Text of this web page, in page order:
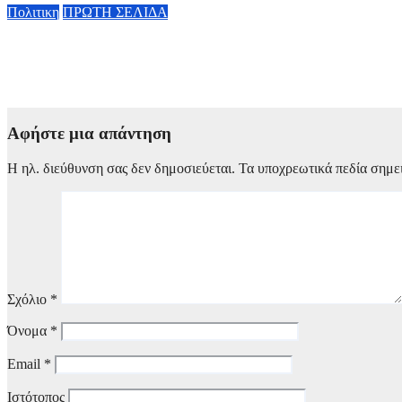
Πολιτικη ΠΡΩΤΗ ΣΕΛΙΔΑ
Αφήστε μια απάντηση
Η ηλ. διεύθυνση σας δεν δημοσιεύεται. Τα υποχρεωτικά πεδία
Σχόλιο *
Όνομα *
Email *
Ιστότοπος